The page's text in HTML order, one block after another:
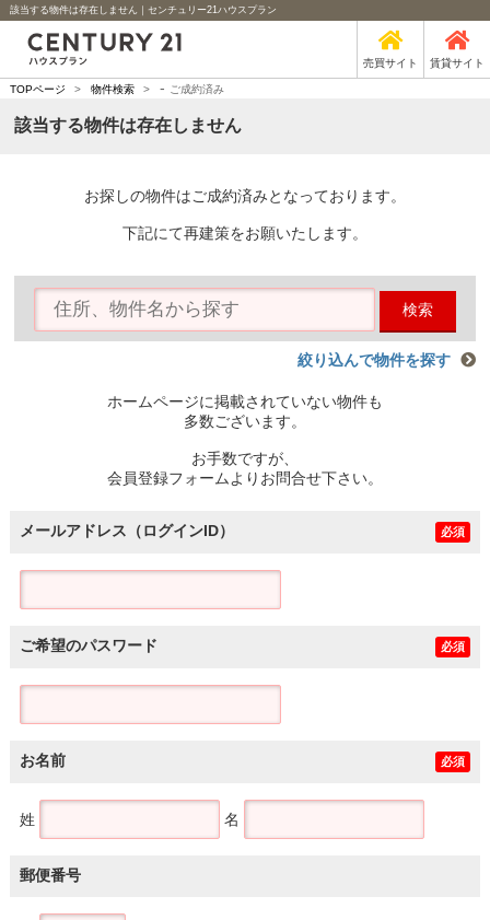
該当する物件は存在しません｜センチュリー21ハウスプラン
売買サイト 賃貸サイト
TOPページ > 物件検索 > - ご成約済み
該当する物件は存在しません
お探しの物件はご成約済みとなっております。
下記にて再建策をお願いたします。
検索
絞り込んで物件を探す
ホームページに掲載されていない物件も
多数ございます。
お手数ですが、
会員登録フォームよりお問合せ下さい。
メールアドレス（ログインID） 必須
ご希望のパスワード 必須
お名前 必須
姓 名
郵便番号